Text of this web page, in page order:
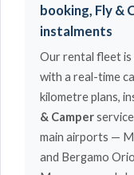
booking, Fly &
instalments
Our rental fleet
with a real-time
kilometre plans,
& Camper
main airports —
and Bergamo